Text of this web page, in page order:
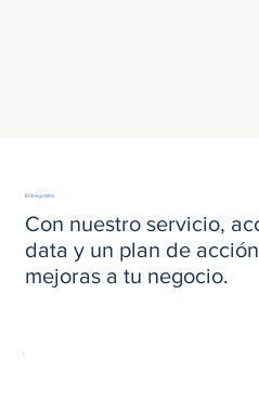
Entregables
Con nuestro servicio,
data y un plan de
mejoras a tu negocio.